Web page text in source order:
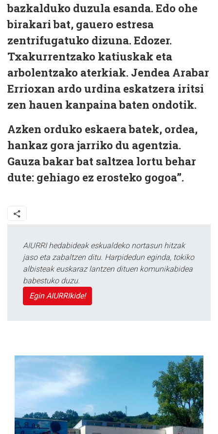
bazkalduko duzula esanda. Edo ohe
birakari bat, gauero estresa
zentrifugatuko dizuna. Edozer.
Txakurrentzako katiuskak eta
arbolentzako aterkiak. Jendea Arabar
Errioxan ardo urdina eskatzera iritsi
zen hauen kanpaina baten ondotik.
Azken orduko eskaera batek, ordea,
hankaz gora jarriko du agentzia.
Gauza bakar bat saltzea lortu behar
dute: gehiago ez erosteko gogoa”.
AIURRI hedabideak eskualdeko nortasun hitzak
jaso eta zabaltzen ditu. Harpidedun eginda, tokiko
albisteak euskaraz lantzen dituen komunikabidea
babestuko duzu.
Egin AIURRIkide!